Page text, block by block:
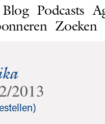
Blog Podcasts
Zoeken
2013